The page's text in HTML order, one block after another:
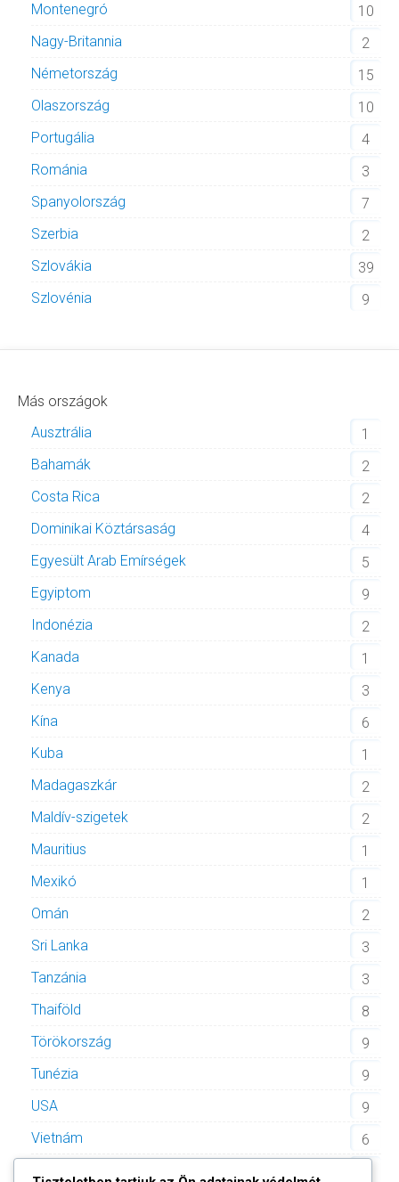
Montenegró
10
Nagy-Britannia
2
Németország
15
Olaszország
10
Portugália
4
Románia
3
Spanyolország
7
Szerbia
2
Szlovákia
39
Szlovénia
9
Más országok
Ausztrália
1
Bahamák
2
Costa Rica
2
Dominikai Köztársaság
4
Egyesült Arab Emírségek
5
Egyiptom
9
Indonézia
2
Kanada
1
Kenya
3
Kína
6
Kuba
1
Madagaszkár
2
Maldív-szigetek
2
Mauritius
1
Mexikó
1
Omán
2
Sri Lanka
3
Tanzánia
3
Thaiföld
8
Törökország
9
Tunézia
9
USA
9
Vietnám
6